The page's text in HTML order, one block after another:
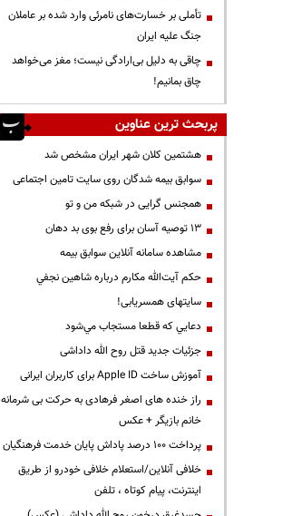
تأملی بر خسارت‌های نامرئی وارد شده بر عاملان
جنگ علیه ایران
چاقی به دلیل بی‌ارادگی نیست؛ مغز می‌خواهد
چاق بمانیم!
پربحث ترین عناوین
هشتمین کلان شهر ایران مشخص شد
سوابق بیمه شدگان روی سایت تامین اجتماعی
همجنس گرایی در شبکه من و تو
13 توصیه آسان برای رفع بوی بد دهان
مشاهده سامانه آنلاين سوابق بیمه
حكم آيت‌الله مكارم درباره شاهين نجفي
سایتهای همسریابی!
دعايي كه قطعا مستجاب مي‌شود
جزئیات جدید قتل روح الله داداشی
آموزش ساخت Apple ID برای کاربران ایرانی
راز خنده های اصغر فرهادی به حرکت بی شرمانه
خانم بازیگر + عکس
پرداخت ۱۰۰ درصد پاداش پایان خدمت فرهنگیان
خلافی آنلاین/استعلام خلافی خودرو از طریق
اینترنت، پیام کوتاه ، تلفن